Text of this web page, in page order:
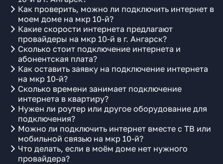
Как проверить, можно ли подключить интернет в
моем доме на мкр 10-й?
Какие скорости интернета предлагают
провайдеры на мкр 10-й в г. Ангарск?
Сколько стоит подключение интернета и
абонентская плата?
Как оставить заявку на подключение интернета
на мкр 10-й?
Сколько времени занимает подключение
интернета в квартиру?
Нужен ли роутер или другое оборудование для
подключения?
Можно ли подключить интернет вместе с ТВ или
мобильной связью на мкр 10-й?
Что делать, если в моём доме нет нужного
провайдера?